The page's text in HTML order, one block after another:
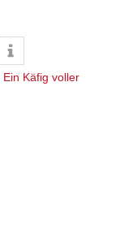
Ein Käfig voller